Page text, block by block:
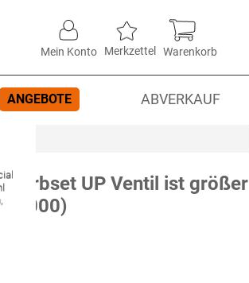
Mein Konto Merkzettel Warenkorb
ANGEBOTE ABVERKAUF
Farbset UP Ventil ist größer